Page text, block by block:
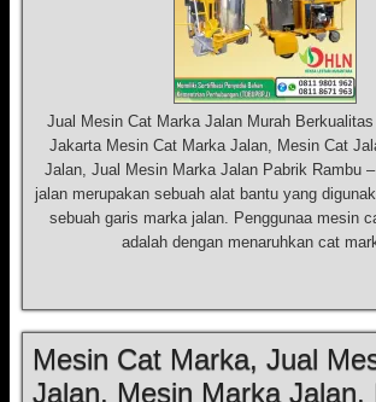
Jual Mesin Cat Marka Jalan Murah
Jakarta Mesin Cat Marka Jalan, Mesin Cat
Jalan, Jual Mesin Marka Jalan Pabrik Rambu
jalan merupakan sebuah alat bantu yang
sebuah garis marka jalan. Penggunaa mesin
adalah dengan menaruhkan cat
Mesin Cat Marka, Jual
Jalan, Mesin Marka Jalan,